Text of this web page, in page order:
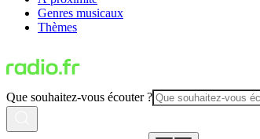
Genres musicaux
Thèmes
Que souhaitez-vous écouter ?